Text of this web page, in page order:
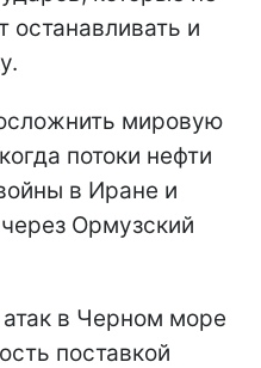
останавливать и
мировую
потоки нефти
в Иране и
Ормузский
в Черном море
поставкой